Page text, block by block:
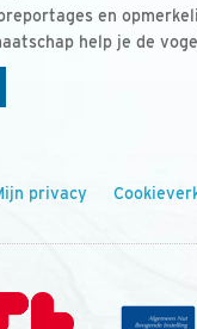
en
help je de
privacy